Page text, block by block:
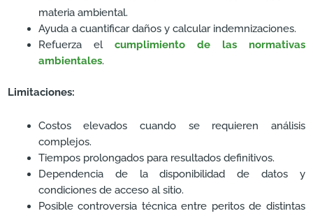
materia ambiental.
Ayuda a cuantificar daños y calcular indemnizaciones.
Refuerza el cumplimiento de las normativas
ambientales.
Limitaciones:
Costos elevados cuando se requieren análisis
complejos.
Tiempos prolongados para resultados definitivos.
Dependencia de la disponibilidad de datos y
condiciones de acceso al sitio.
Posible controversia técnica entre peritos de distintas